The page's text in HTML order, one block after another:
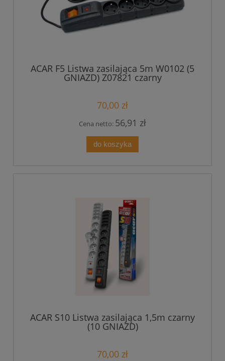
ACAR F5 Listwa zasilająca 5m W0102 (5
GNIAZD) Z07821 czarny
70,00 zł
Cena netto: 56,91 zł
do koszyka
ACAR S10 Listwa zasilająca 1,5m czarny
(10 GNIAZD)
70,00 zł